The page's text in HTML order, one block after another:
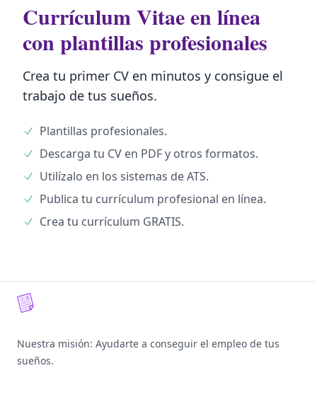
Currículum Vitae en línea
con plantillas profesionales
Crea tu primer CV en minutos y consigue el
trabajo de tus sueños.
Plantillas profesionales.
Descarga tu CV en PDF y otros formatos.
Utilízalo en los sistemas de ATS.
Publica tu currículum profesional en línea.
Crea tu currículum GRATIS.
Footer
Nuestra misión: Ayudarte a conseguir el empleo de tus
sueños.